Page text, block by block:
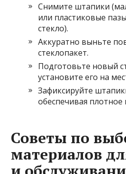
Снимите штапики
или пластиковые
стекло).
Аккуратно выньте
стеклопакет.
Подготовьте новый
установите его на
Зафиксируйте
обеспечивая плотное
Советы по
материалов